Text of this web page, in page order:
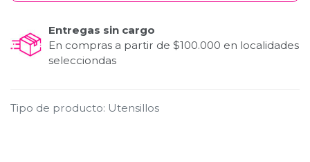
Entregas sin cargo
En compras a partir de $100.000 en localidades
selecciondas
Tipo de producto: Utensillos